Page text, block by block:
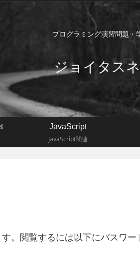
プログラミング演習問題・
ジョイタス
JavaScript
JavaScript関連
。閲覧するには以下にパスワー